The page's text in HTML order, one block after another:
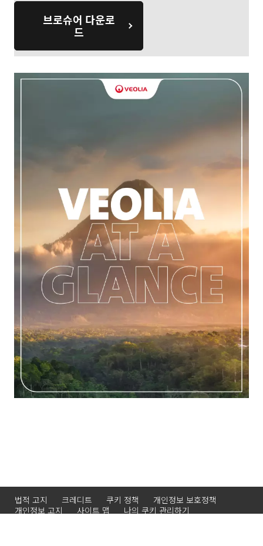
법적 고지 크레디트 쿠키 정책
개인정보 보호정책
개인정보 고지
사이트 맵 나의 쿠키 관리하기